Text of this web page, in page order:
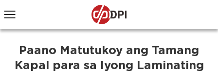
Paano Matutukoy ang Tamang
Kapal para sa Iyong Laminating